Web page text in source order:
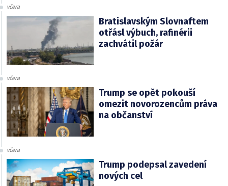
včera
Bratislavským Slovnaftem
otřásl výbuch, rafinérii
zachvátil požár
včera
Trump se opět pokouší
omezit novorozencům práva
na občanství
včera
Trump podepsal zavedení
nových cel